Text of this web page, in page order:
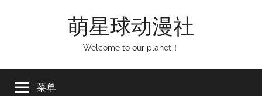
萌星球动漫社
Welcome to our planet！
菜单